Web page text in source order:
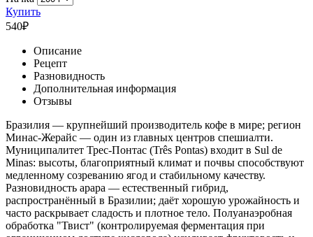
Купить
540₽
Описание
Рецепт
Разновидность
Дополнительная информация
Отзывы
Бразилия — крупнейший производитель кофе в мире; регион
Минас-Жерайс — один из главных центров спешиалти.
Муниципалитет Трес-Понтас (Três Pontas) входит в Sul de
Minas: высоты, благоприятный климат и почвы способствуют
медленному созреванию ягод и стабильному качеству.
Разновидность арара — естественный гибрид,
распространённый в Бразилии; даёт хорошую урожайность и
часто раскрывает сладость и плотное тело. Полуанаэробная
обработка "Твист" (контролируемая ферментация при